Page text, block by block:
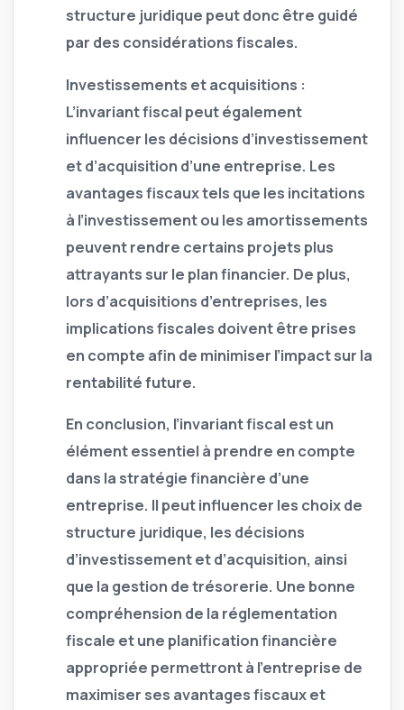
structure juridique peut donc être guidé
par des considérations fiscales.
Investissements et acquisitions :
L’invariant fiscal peut également
influencer les décisions d’investissement
et d’acquisition d’une entreprise. Les
avantages fiscaux tels que les incitations
à l’investissement ou les amortissements
peuvent rendre certains projets plus
attrayants sur le plan financier. De plus,
lors d’acquisitions d’entreprises, les
implications fiscales doivent être prises
en compte afin de minimiser l’impact sur la
rentabilité future.
En conclusion, l’invariant fiscal est un
élément essentiel à prendre en compte
dans la stratégie financière d’une
entreprise. Il peut influencer les choix de
structure juridique, les décisions
d’investissement et d’acquisition, ainsi
que la gestion de trésorerie. Une bonne
compréhension de la réglementation
fiscale et une planification financière
appropriée permettront à l’entreprise de
maximiser ses avantages fiscaux et